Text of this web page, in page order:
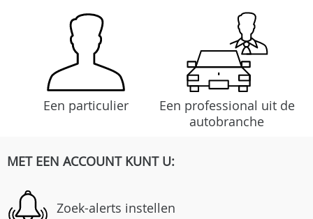
Een particulier
Een professional uit de
autobranche
MET EEN ACCOUNT KUNT U:
Zoek-alerts instellen